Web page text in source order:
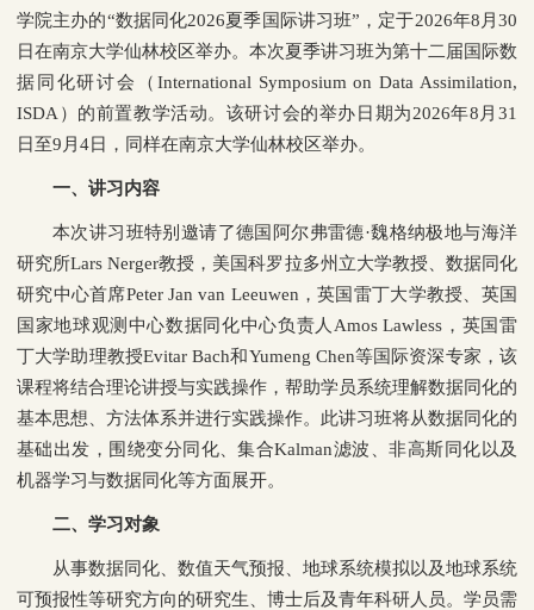
学院主办的“数据同化2026夏季国际讲习班”，定于2026年8月30
日在南京大学仙林校区举办。本次夏季讲习班为第十二届国际数
据同化研讨会（International Symposium on Data Assimilation,
ISDA）的前置教学活动。该研讨会的举办日期为2026年8月31
日至9月4日，同样在南京大学仙林校区举办。
一、讲习内容
本次讲习班特别邀请了德国阿尔弗雷德·魏格纳极地与海洋
研究所Lars Nerger教授，美国科罗拉多州立大学教授、数据同化
研究中心首席Peter Jan van Leeuwen，英国雷丁大学教授、英国
国家地球观测中心数据同化中心负责人Amos Lawless，英国雷
丁大学助理教授Evitar Bach和Yumeng Chen等国际资深专家，该
课程将结合理论讲授与实践操作，帮助学员系统理解数据同化的
基本思想、方法体系并进行实践操作。此讲习班将从数据同化的
基础出发，围绕变分同化、集合Kalman滤波、非高斯同化以及
机器学习与数据同化等方面展开。
二、学习对象
从事数据同化、数值天气预报、地球系统模拟以及地球系统
可预报性等研究方向的研究生、博士后及青年科研人员。学员需